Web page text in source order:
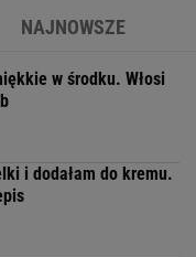
NAJNOWSZE
w środku. Włosi
i dodałam do kremu.